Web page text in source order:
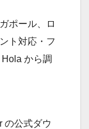
ポール、ロ
ト対応・フ
から調
の公式ダウ